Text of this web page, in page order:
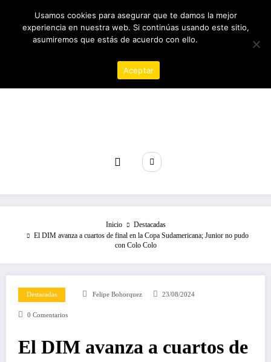
contenido
07/08/2026 7:46:53 AM
Inicio
Destacadas
El DIM avanza a cuartos de final en la Copa Sudamericana; Junior no pudo
con Colo Colo
Destacadas Felipe Bohorquez 23/08/2024
0 Comentarios
El DIM avanza a cuartos de
Usamos cookies para asegurar que te damos la mejor
experiencia en nuestra web. Si continúas usando este sitio,
asumiremos que estás de acuerdo con ello.
Aceptar